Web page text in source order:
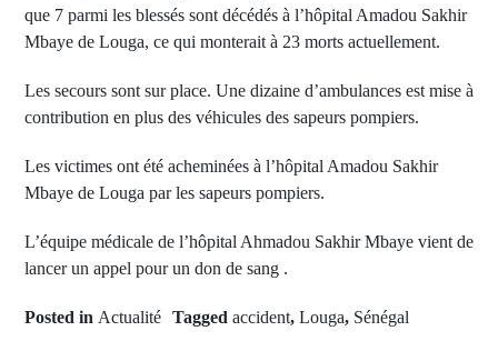
que 7 parmi les blessés sont décédés à l’hôpital Amadou Sakhir
Mbaye de Louga, ce qui monterait à 23 morts actuellement.
Les secours sont sur place. Une dizaine d’ambulances est mise à
contribution en plus des véhicules des sapeurs pompiers.
Les victimes ont été acheminées à l’hôpital Amadou Sakhir
Mbaye de Louga par les sapeurs pompiers.
L’équipe médicale de l’hôpital Ahmadou Sakhir Mbaye vient de
lancer un appel pour un don de sang .
Posted in Actualité Tagged accident, Louga, Sénégal